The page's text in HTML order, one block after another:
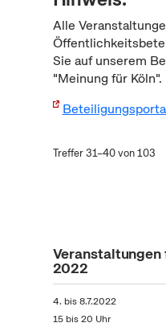
Alle
Sie auf unserem
"Meinung für Köln".
Treffer 31–40 von 103
2022
4. bis8.7.2022
15 bis 20 Uhr